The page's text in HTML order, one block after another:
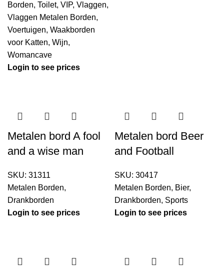
Borden, Toilet, VIP, Vlaggen,
Vlaggen Metalen Borden,
Voertuigen, Waakborden
voor Katten, Wijn,
Womancave
Login to see prices
Metalen bord A fool
and a wise man
SKU: 31311
Metalen Borden,
Drankborden
Login to see prices
Metalen bord Beer
and Football
SKU: 30417
Metalen Borden, Bier,
Drankborden, Sports
Login to see prices